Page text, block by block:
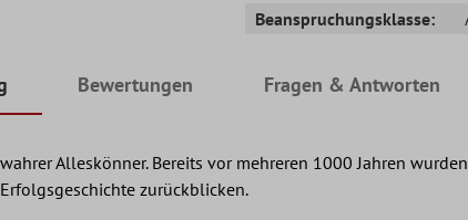
Beanspruchungsklasse:
Bewertungen Fragen & Antworten
Alleskönner. Bereits vor mehreren 1000 Jahren
zurückblicken.